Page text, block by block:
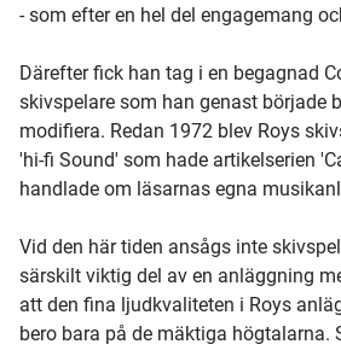
- som efter en hel del engagemang
Därefter fick han tag i en begagnad
skivspelare som han genast började
modifiera. Redan 1972 blev Roys
'hi-fi Sound' som hade artikelserien
handlade om läsarnas egna
Vid den här tiden ansågs inte
särskilt viktig del av en anläggning
att den fina ljudkvaliteten i Roys
bero bara på de mäktiga högtalarna.